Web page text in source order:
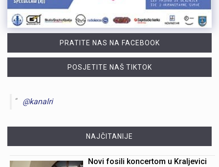
PRATITE NAS NA FACEBOOK
POSJETITE NAŠ TIKTOK
@kanalri
NAJČITANIJE
Novi fosili koncertom u Kraljevici